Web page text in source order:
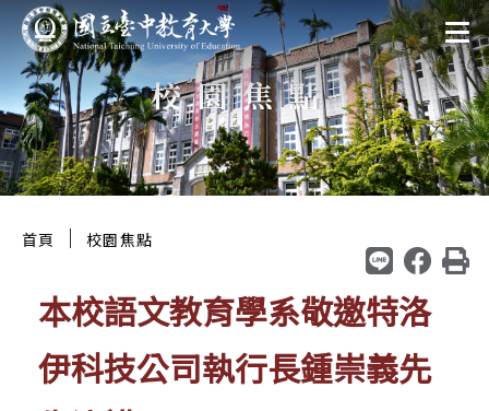
跳
至
主
要
區
:::
校園焦點
首頁 ｜ 校園焦點
本校語文教育學系敬邀特洛
伊科技公司執行長鍾崇義先